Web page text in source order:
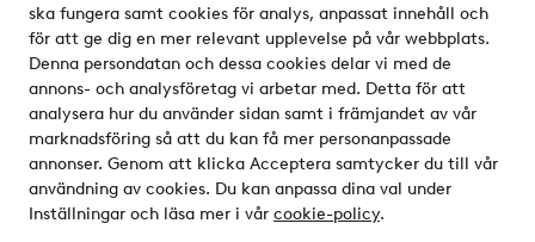
ska fungera samt cookies för analys, anpassat innehåll och
för att ge dig en mer relevant upplevelse på vår webbplats.
Denna persondatan och dessa cookies delar vi med de
annons- och analysföretag vi arbetar med. Detta för att
analysera hur du använder sidan samt i främjandet av vår
marknadsföring så att du kan få mer personanpassade
annonser. Genom att klicka Acceptera samtycker du till vår
användning av cookies. Du kan anpassa dina val under
Inställningar och läsa mer i vår cookie-policy.
Säkra betalningar - Betala direkt eller dela upp
Vill du veta mer om våra betalalternativ?
elpy